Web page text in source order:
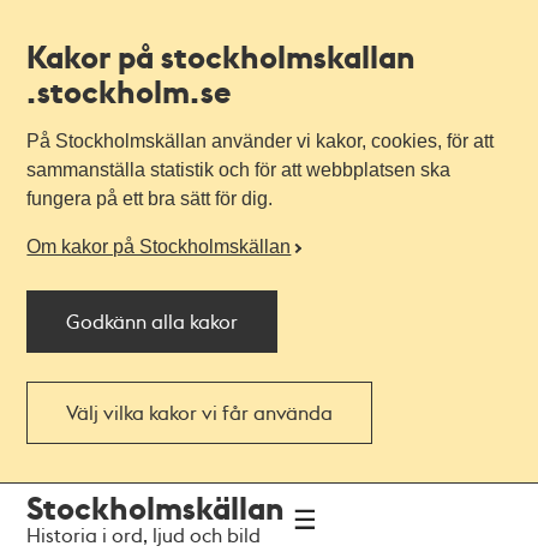
Kakor på stockholmskallan
.stockholm.se
På Stockholmskällan använder vi kakor, cookies, för att
sammanställa statistik och för att webbplatsen ska
fungera på ett bra sätt för dig.
Om kakor på Stockholmskällan
Godkänn alla kakor
Välj vilka kakor vi får använda
navigationen
huvudinnehållet
Stockholmskällan
Historia i ord, ljud och bild